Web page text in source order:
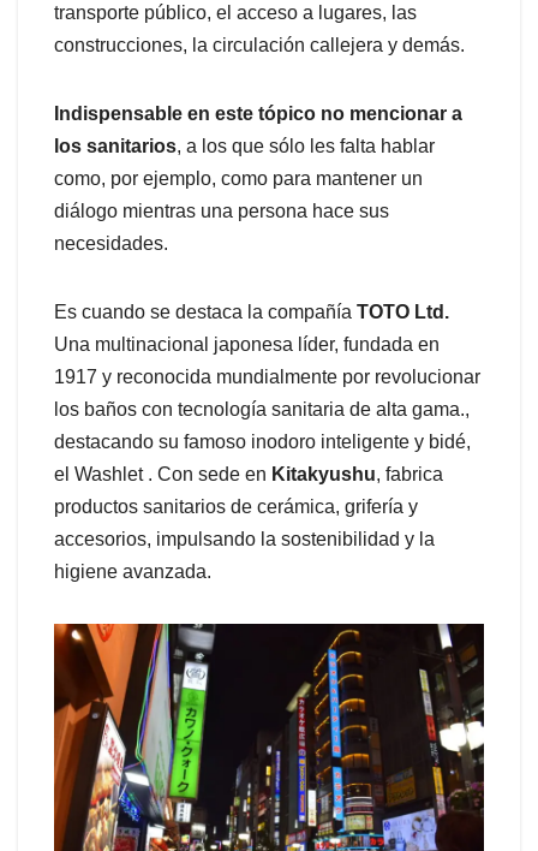
transporte público, el acceso a lugares, las
construcciones, la circulación callejera y demás.
Indispensable en este tópico no mencionar a
los sanitarios, a los que sólo les falta hablar
como, por ejemplo, como para mantener un
diálogo mientras una persona hace sus
necesidades.
Es cuando se destaca la compañía TOTO Ltd.
Una multinacional japonesa líder, fundada en
1917 y reconocida mundialmente por revolucionar
los baños con tecnología sanitaria de alta gama.,
destacando su famoso inodoro inteligente y bidé,
el Washlet . Con sede en Kitakyushu, fabrica
productos sanitarios de cerámica, grifería y
accesorios, impulsando la sostenibilidad y la
higiene avanzada.